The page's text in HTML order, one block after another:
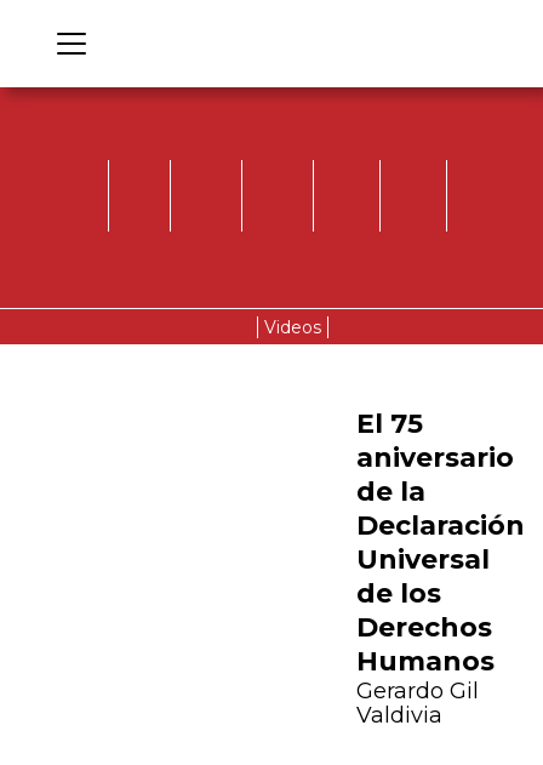
Videos
El 75
aniversario
de la
Declaración
Universal
de los
Derechos
Humanos
Gerardo Gil
Valdivia